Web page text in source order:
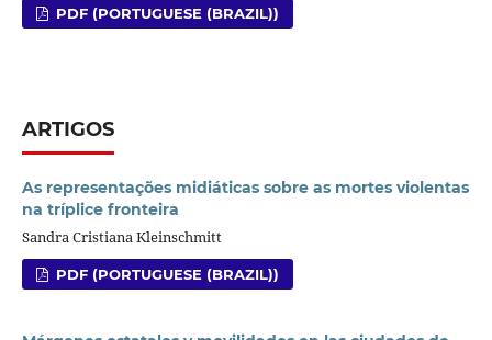
PDF (PORTUGUESE (BRAZIL))
ARTIGOS
As representações midiáticas sobre as mortes violentas
na tríplice fronteira
Sandra Cristiana Kleinschmitt
PDF (PORTUGUESE (BRAZIL))